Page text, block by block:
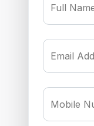
Full
Email
Mobile